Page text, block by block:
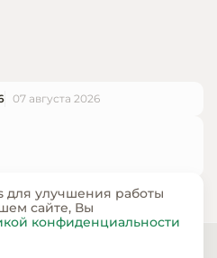
07 августа 2026
для улучшения работы
сайте, Вы
конфиденциальности